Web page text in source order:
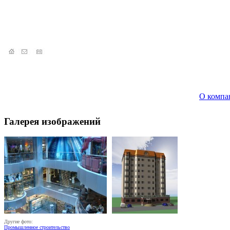
О
Галерея изображений
Другие фото:
Промышленное строительство